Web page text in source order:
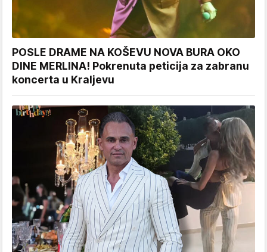
POSLE DRAME NA KOŠEVU NOVA BURA OKO
DINE MERLINA! Pokrenuta peticija za zabranu
koncerta u Kraljevu